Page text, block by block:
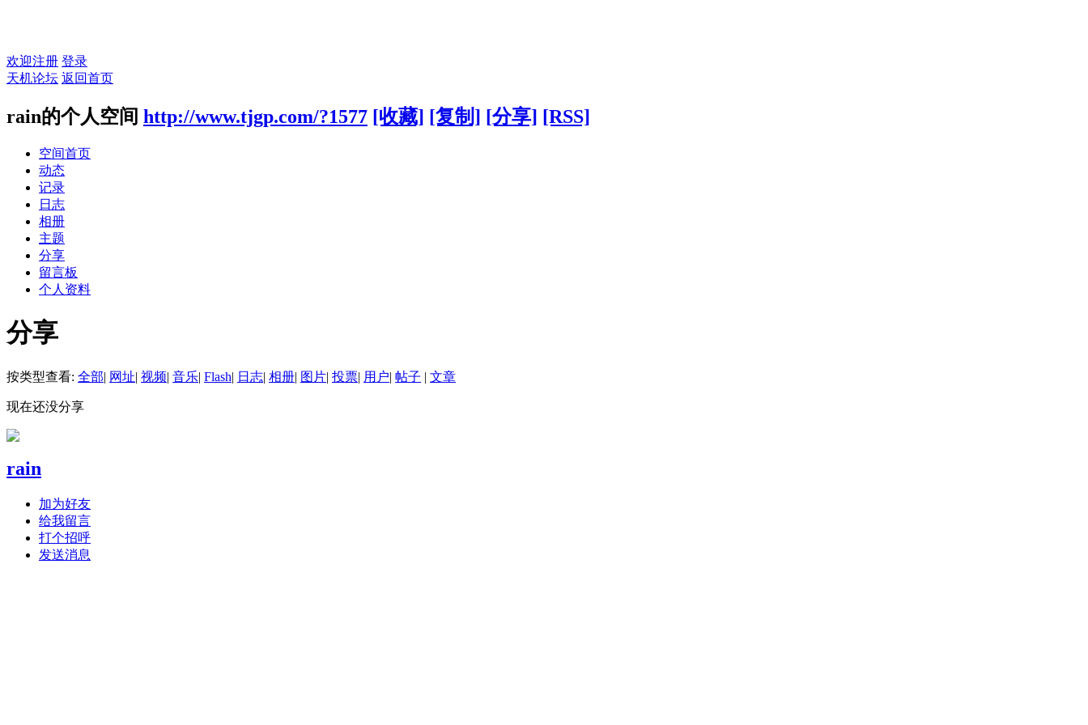
欢迎注册 登录
天机论坛 返回首页
rain的个人空间 http://www.tjgp.com/?1577 [收藏] [复制] [分享] [RSS]
空间首页
动态
记录
日志
相册
主题
分享
留言板
个人资料
分享
按类型查看: 全部| 网址| 视频| 音乐| Flash| 日志| 相册| 图片| 投票| 用户| 帖子 | 文章
现在还没分享
rain
加为好友
给我留言
打个招呼
发送消息